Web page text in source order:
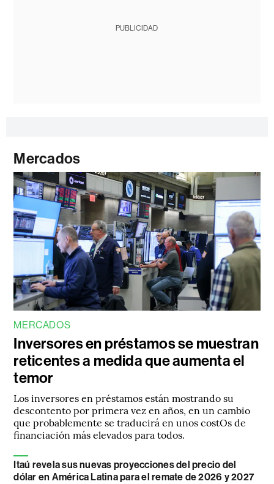
PUBLICIDAD
Mercados
MERCADOS
Inversores en préstamos se muestran
reticentes a medida que aumenta el
temor
Los inversores en préstamos están mostrando su
descontento por primera vez en años, en un cambio
que probablemente se traducirá en unos costOs de
financiación más elevados para todos.
Itaú revela sus nuevas proyecciones del precio del
dólar en América Latina para el remate de 2026 y 2027